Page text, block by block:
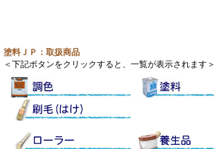
塗料ＪＰ：取扱商品
＜下記ボタンをクリックすると、一覧が表示されます＞